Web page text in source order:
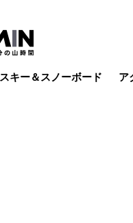
スキー＆スノーボード ア